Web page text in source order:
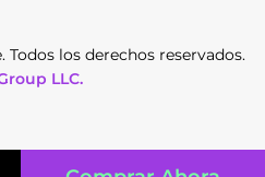
Todos los derechos reservados.
LLC.